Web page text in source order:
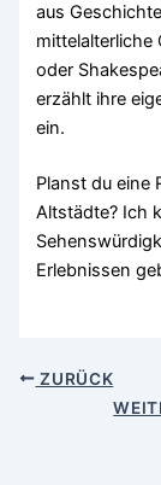
aus
mittelalterliche
oder
erzählt ihre
ein.
Planst du eine
Altstädte? Ich
Erlebnissen
ZURÜCK